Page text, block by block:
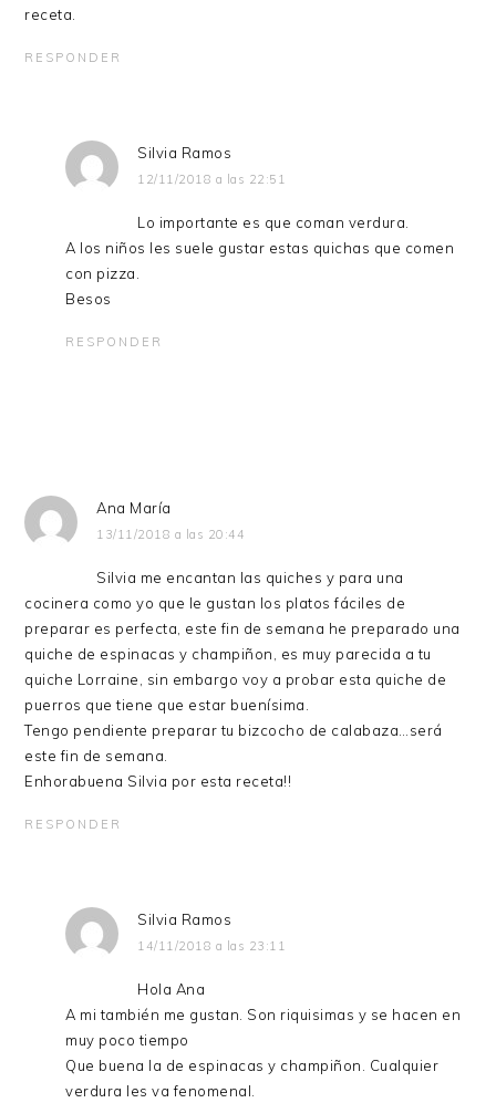
receta.
RESPONDER
Silvia Ramos
12/11/2018 a las 22:51
Lo importante es que coman verdura.
A los niños les suele gustar estas quichas que comen
con pizza.
Besos
RESPONDER
Ana María
13/11/2018 a las 20:44
Silvia me encantan las quiches y para una
cocinera como yo que le gustan los platos fáciles de
preparar es perfecta, este fin de semana he preparado una
quiche de espinacas y champiñon, es muy parecida a tu
quiche Lorraine, sin embargo voy a probar esta quiche de
puerros que tiene que estar buenísima.
Tengo pendiente preparar tu bizcocho de calabaza…será
este fin de semana.
Enhorabuena Silvia por esta receta!!
RESPONDER
Silvia Ramos
14/11/2018 a las 23:11
Hola Ana
A mi también me gustan. Son riquisimas y se hacen en
muy poco tiempo
Que buena la de espinacas y champiñon. Cualquier
verdura les va fenomenal.